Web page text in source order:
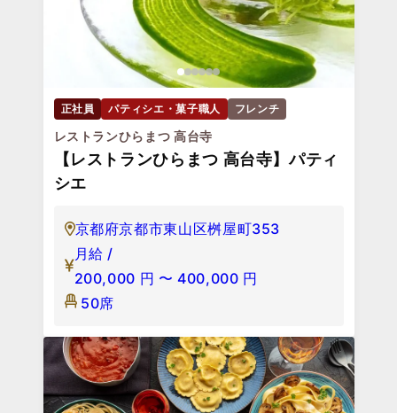
正社員 パティシエ・菓子職人 フレンチ
レストランひらまつ 高台寺
【レストランひらまつ 高台寺】パティ
シエ
京都府京都市東山区桝屋町353
月給 /
200,000 円 〜 400,000 円
50席